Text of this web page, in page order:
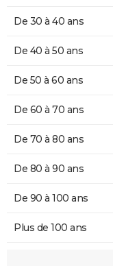
De 30 à 40 ans
De 40 à 50 ans
De 50 à 60 ans
De 60 à 70 ans
De 70 à 80 ans
De 80 à 90 ans
De 90 à 100 ans
Plus de 100 ans